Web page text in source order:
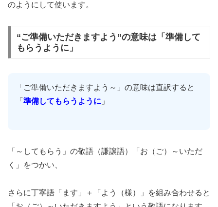
のようにして使います。
“ご準備いただきますよう”の意味は「準備して
もらうように」
「ご準備いただきますよう～」の意味は直訳すると
「 準備してもらうように 」
「～してもらう」の敬語（謙譲語）「お（ご）～いただ
く」をつかい、
さらに丁寧語「ます」＋「よう（様）」を組み合わせると